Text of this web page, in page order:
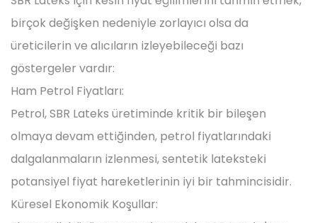
birçok değişken nedeniyle zorlayıcı olsa da
üreticilerin ve alıcıların izleyebileceği bazı
göstergeler vardır:
Ham Petrol Fiyatları:
Petrol, SBR Lateks üretiminde kritik bir bileşen
olmaya devam ettiğinden, petrol fiyatlarındaki
dalgalanmaların izlenmesi, sentetik lateksteki
potansiyel fiyat hareketlerinin iyi bir tahmincisidir.
Küresel Ekonomik Koşullar: